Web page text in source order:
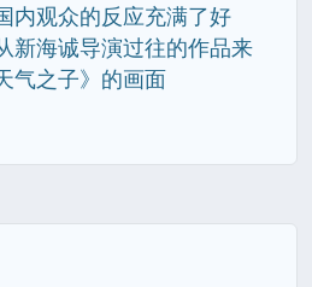
内观众的反应充满了好
新海诚导演过往的作品来
气之子》的画面